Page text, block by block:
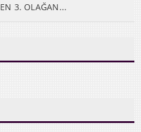
3. OLAĞAN...